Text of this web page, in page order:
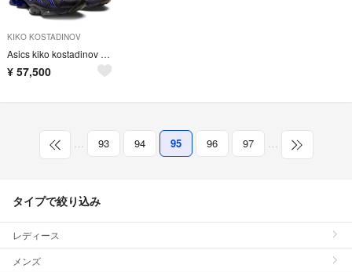
KIKO KOSTADINOV
Asics kiko kostadinov gel-zientzia
¥ 57,500
… 93 94 95 96 97 …
タイプで絞り込み
レディース
メンズ